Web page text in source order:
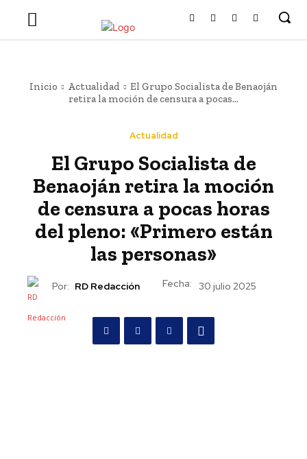
Inicio Actualidad
El Grupo Socialista de Benaoján
retira la moción de censura a pocas...
Actualidad
El Grupo Socialista de
Benaoján retira la moción
de censura a pocas horas
del pleno: «Primero están
las personas»
Por: RD Redacción Fecha: 30 julio 2025